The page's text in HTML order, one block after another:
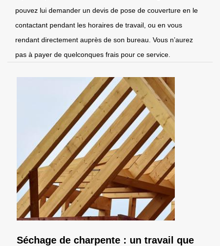
pouvez lui demander un devis de pose de couverture en le
contactant pendant les horaires de travail, ou en vous
rendant directement auprès de son bureau. Vous n’aurez
pas à payer de quelconques frais pour ce service.
Séchage de charpente : un travail que